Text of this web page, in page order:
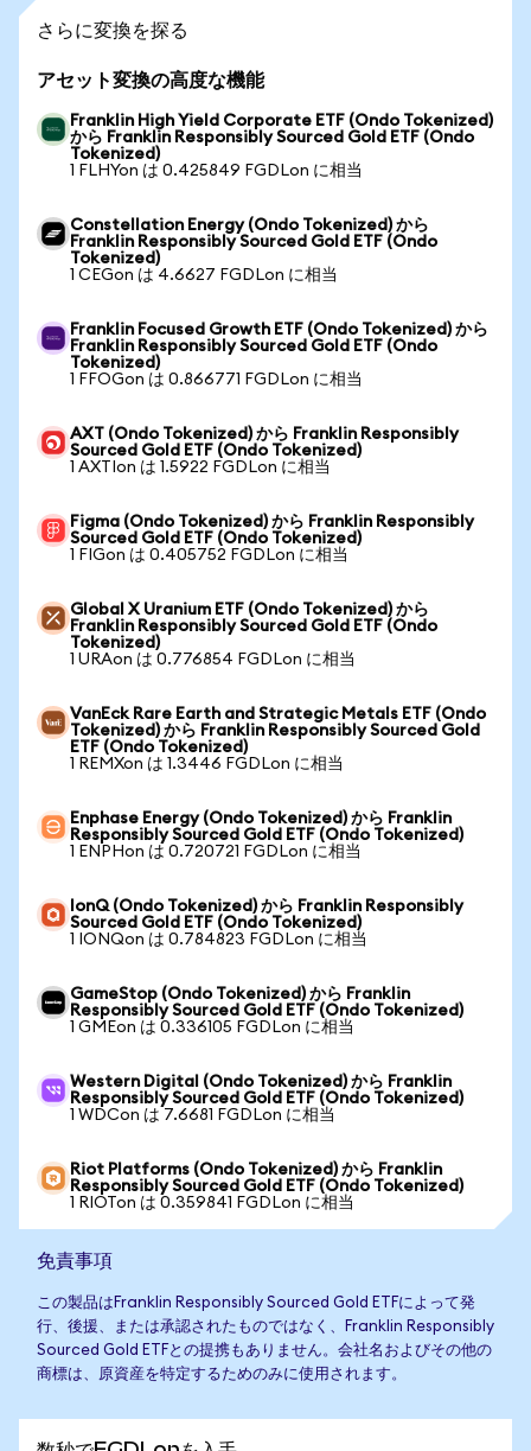
さらに変換を探る
アセット変換の高度な機能
Franklin High Yield Corporate ETF (Ondo Tokenized)
から Franklin Responsibly Sourced Gold ETF (Ondo
Tokenized)
1 FLHYon は 0.425849 FGDLon に相当
Constellation Energy (Ondo Tokenized) から
Franklin Responsibly Sourced Gold ETF (Ondo
Tokenized)
1 CEGon は 4.6627 FGDLon に相当
Franklin Focused Growth ETF (Ondo Tokenized) から
Franklin Responsibly Sourced Gold ETF (Ondo
Tokenized)
1 FFOGon は 0.866771 FGDLon に相当
AXT (Ondo Tokenized) から Franklin Responsibly
Sourced Gold ETF (Ondo Tokenized)
1 AXTIon は 1.5922 FGDLon に相当
Figma (Ondo Tokenized) から Franklin Responsibly
Sourced Gold ETF (Ondo Tokenized)
1 FIGon は 0.405752 FGDLon に相当
Global X Uranium ETF (Ondo Tokenized) から
Franklin Responsibly Sourced Gold ETF (Ondo
Tokenized)
1 URAon は 0.776854 FGDLon に相当
VanEck Rare Earth and Strategic Metals ETF (Ondo
Tokenized) から Franklin Responsibly Sourced Gold
ETF (Ondo Tokenized)
1 REMXon は 1.3446 FGDLon に相当
Enphase Energy (Ondo Tokenized) から Franklin
Responsibly Sourced Gold ETF (Ondo Tokenized)
1 ENPHon は 0.720721 FGDLon に相当
IonQ (Ondo Tokenized) から Franklin Responsibly
Sourced Gold ETF (Ondo Tokenized)
1 IONQon は 0.784823 FGDLon に相当
GameStop (Ondo Tokenized) から Franklin
Responsibly Sourced Gold ETF (Ondo Tokenized)
1 GMEon は 0.336105 FGDLon に相当
Western Digital (Ondo Tokenized) から Franklin
Responsibly Sourced Gold ETF (Ondo Tokenized)
1 WDCon は 7.6681 FGDLon に相当
Riot Platforms (Ondo Tokenized) から Franklin
Responsibly Sourced Gold ETF (Ondo Tokenized)
1 RIOTon は 0.359841 FGDLon に相当
免責事項
この製品はFranklin Responsibly Sourced Gold ETFによって発
行、後援、または承認されたものではなく、Franklin Responsibly
Sourced Gold ETFとの提携もありません。会社名およびその他の
商標は、原資産を特定するためのみに使用されます。